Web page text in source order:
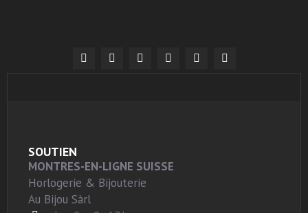
SOUTIEN
MONTRES-EN-LIGNE SUISSE
Horlogerie & Bijouterie
Au Bijou Sàrl